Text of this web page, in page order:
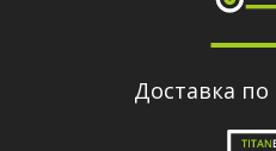
Доставка по